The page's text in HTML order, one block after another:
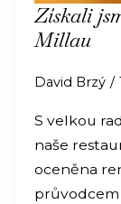
Získali
Millau
David Brzý
S velkou
naše
oceněna
průvodcem